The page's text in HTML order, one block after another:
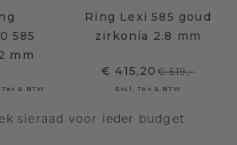
585
mm
& BTW
Ring Lexi 585 goud
zirkonia 2.8 mm
€ 415,20€ 519,-
Excl. Tax & BTW
sieraad voor ieder budget